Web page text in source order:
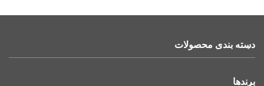
دسته بندی محصولات
برندها